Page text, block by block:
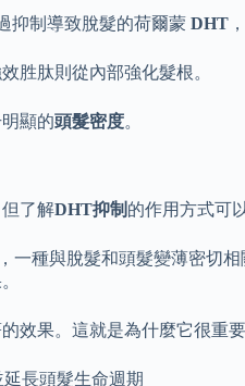
抑制導致脫髮的荷爾蒙 DHT
胜肽則從內部強化髮根。
顯的頭髮密度。
了解DHT抑制 的作用方式可
一種與脫髮和頭髮變薄密切
效果。這就是為什麼它很重要
長頭髮生命週期